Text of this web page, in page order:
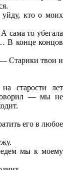
кто о моих
сама то убегала
В конце концов
Старики твои и
старости лет
— мы не
его в любое
мы к моему